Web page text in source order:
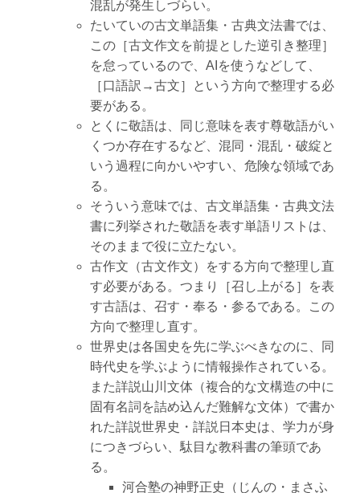
混乱が発生しづらい。
たいていの古文単語集・古典文法書では、
この［古文作文を前提とした逆引き整理］
を怠っているので、AIを使うなどして、
［口語訳→古文］という方向で整理する必
要がある。
とくに敬語は、同じ意味を表す尊敬語がい
くつか存在するなど、混同・混乱・破綻と
いう過程に向かいやすい、危険な領域であ
る。
そういう意味では、古文単語集・古典文法
書に列挙された敬語を表す単語リストは、
そのままで役に立たない。
古作文（古文作文）をする方向で整理し直
す必要がある。つまり［召し上がる］を表
す古語は、召す・奉る・参るである。この
方向で整理し直す。
世界史は各国史を先に学ぶべきなのに、同
時代史を学ぶように情報操作されている。
また詳説山川文体（複合的な文構造の中に
固有名詞を詰め込んだ難解な文体）で書か
れた詳説世界史・詳説日本史は、学力が身
につきづらい、駄目な教科書の筆頭であ
る。
河合塾の神野正史（じんの・まさふ